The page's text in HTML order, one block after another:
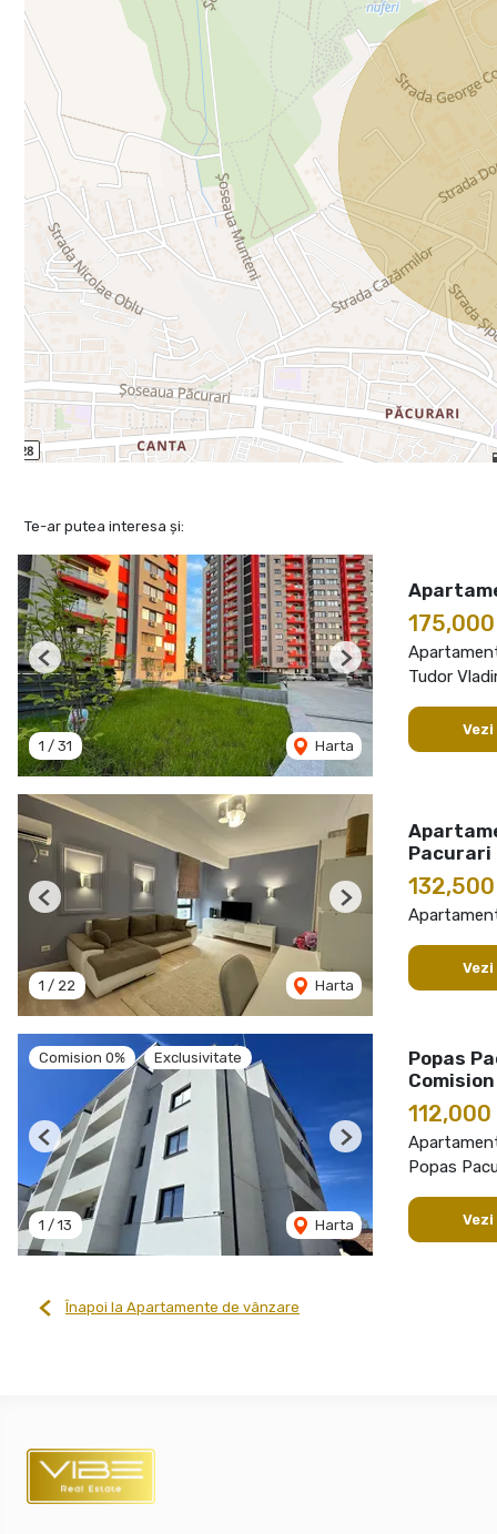
Te-ar putea interesa și:
1 / 31 Harta
Previous Next
Tudor
1 / 22 Harta
Previous Next
Pacurari
Comision 0% Exclusivitate
1 / 13 Harta
Previous Next
Popas
Comision
Popas
Înapoi la Apartamente de vânzare